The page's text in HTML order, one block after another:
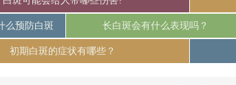
么预防白斑 长白斑会有什么表现吗？
初期白斑的症状有哪些？